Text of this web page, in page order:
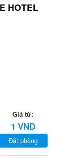
HOTEL
Giá từ:
1 VND
Đặt phòng